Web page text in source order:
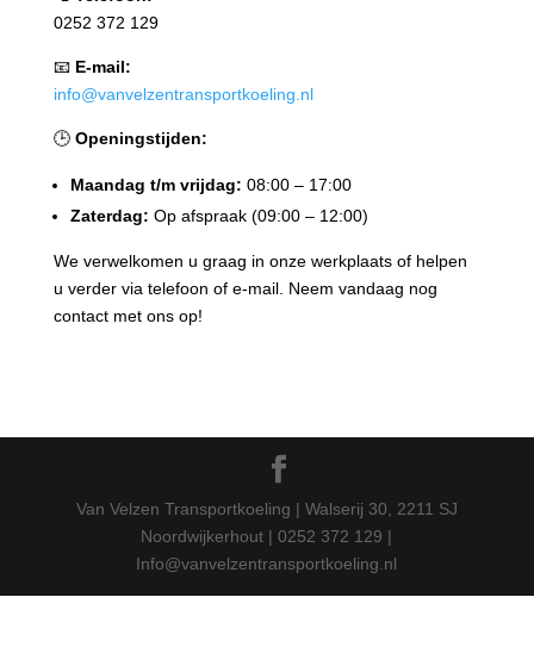
0252 372 129
📧 E-mail:
info@vanvelzentransportkoeling .nl
🕒 Openingstijden:
Maandag t/m vrijdag: 08:00 – 17:00
Zaterdag: Op afspraak (09:00 – 12:00)
We verwelkomen u graag in onze werkplaats of helpen
u verder via telefoon of e-mail. Neem vandaag nog
contact met ons op!
Van Velzen Transportkoeling | Walserij 30, 2211 SJ
Noordwijkerhout | 0252 372 129 |
Info@vanvelzentransportkoeling.nl